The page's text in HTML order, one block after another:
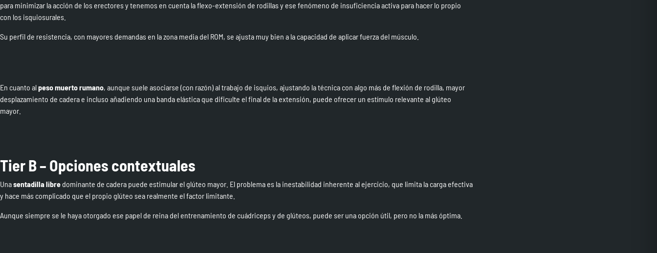
para minimizar la acción de los erectores y tenemos en cuenta la flexo-extensión de rodillas y ese fenómeno de insuficiencia activa para hacer lo propio
con los isquiosurales.
Su perfil de resistencia, con mayores demandas en la zona media del ROM, se ajusta muy bien a la capacidad de aplicar fuerza del músculo.
En cuanto alpeso muerto rumano, aunque suele asociarse (con razón) al trabajo de isquios, ajustando la técnica con algo más de flexión de rodilla, mayor
desplazamiento de cadera e incluso añadiendo una banda elástica que dificulte el final de la extensión, puede ofrecer un estímulo relevante al glúteo
mayor.
Tier B – Opciones contextuales
Unasentadilla libredominante de cadera puede estimular el glúteo mayor. El problema es la inestabilidad inherente al ejercicio, que limita la carga efectiva
y hace más complicado que el propio glúteo sea realmente el factor limitante.
Aunque siempre se le haya otorgado ese papel de reina del entrenamiento de cuádriceps y de glúteos, puede ser una opción útil, pero no la más óptima.